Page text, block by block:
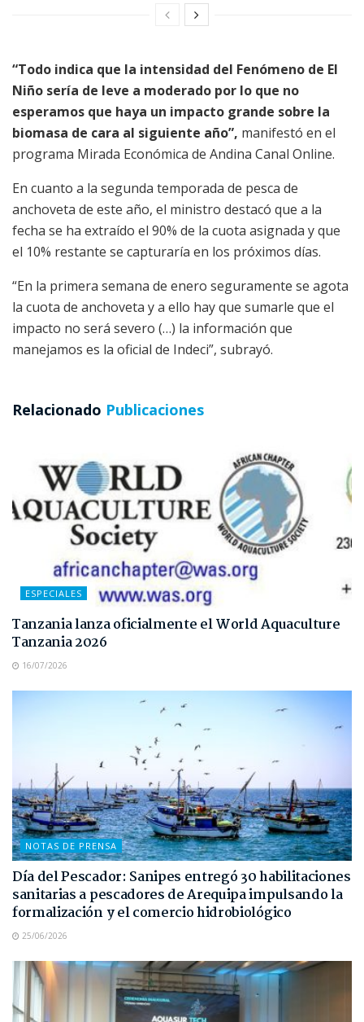
“Todo indica que la intensidad del Fenómeno de El
Niño sería de leve a moderado por lo que no
esperamos que haya un impacto grande sobre la
biomasa de cara al siguiente año”, manifestó en el
programa Mirada Económica de Andina Canal Online.
En cuanto a la segunda temporada de pesca de
anchoveta de este año, el ministro destacó que a la
fecha se ha extraído el 90% de la cuota asignada y que
el 10% restante se capturaría en los próximos días.
“En la primera semana de enero seguramente se agota
la cuota de anchoveta y a ello hay que sumarle que el
impacto no será severo (…) la información que
manejamos es la oficial de Indeci”, subrayó.
Relacionado Publicaciones
ESPECIALES
Tanzania lanza oficialmente el World Aquaculture
Tanzania 2026
16/07/2026
NOTAS DE PRENSA
Día del Pescador: Sanipes entregó 30 habilitaciones
sanitarias a pescadores de Arequipa impulsando la
formalización y el comercio hidrobiológico
25/06/2026